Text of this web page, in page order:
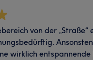
von der „Straße“
wirklich entspannende